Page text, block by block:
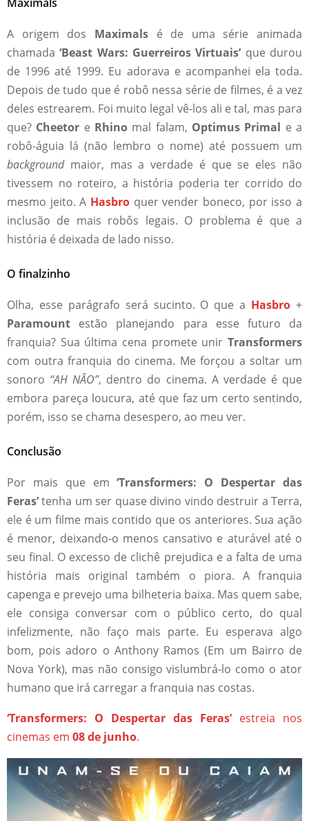
Maximals
A origem dos Maximalsé de uma série animada
chamada‘Beast Wars: Guerreiros Virtuais’que durou
de 1996 até 1999. Eu adorava e acompanhei ela toda.
Depois de tudo que é robô nessa série de filmes, é a vez
deles estrearem. Foi muito legal vê-los ali e tal, mas para
que? Cheetor e Rhino mal falam, Optimus Primal e a
robô-águia lá (não lembro o nome) até possuem um
backgroundmaior, mas a verdade é que se eles não
tivessem no roteiro, a história poderia ter corrido do
mesmo jeito. A Hasbro quer vender boneco, por isso a
inclusão de mais robôs legais. O problema é que a
história é deixada de lado nisso.
O finalzinho
Olha, esse parágrafo será sucinto. O que a Hasbro +
Paramount estão planejando para esse futuro da
franquia? Sua última cena promete unir Transformers
com outra franquia do cinema. Me forçou a soltar um
sonoro “AH NÃO”, dentro do cinema. A verdade é que
embora pareça loucura, até que faz um certo sentindo,
porém, isso se chama desespero, ao meu ver.
Conclusão
Por mais que em‘Transformers: O Despertar das
Feras’tenha um ser quase divino vindo destruir a Terra,
ele é um filme mais contido que os anteriores. Sua ação
é menor, deixando-o menos cansativo e aturável até o
seu final. O excesso de clichê prejudica e a falta de uma
história mais original também o piora. A franquia
capenga e prevejo uma bilheteria baixa. Mas quem sabe,
ele consiga conversar com o público certo, do qual
infelizmente, não faço mais parte. Eu esperava algo
bom, pois adoro o Anthony Ramos (Em um Bairro de
Nova York), mas não consigo vislumbrá-lo como o ator
humano que irá carregar a franquia nas costas.
‘Transformers: O Despertar das Feras’estreia nos
cinemas em 08 de junho.